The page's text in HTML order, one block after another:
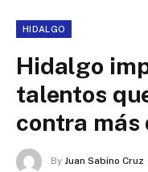
HIDALGO
Hidalgo
talentos
contra más
By Juan Sabino Cruz